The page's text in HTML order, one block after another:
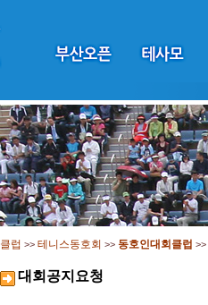
클럽 >> 테니스동호회 >> 동호인대회클럽 >>
대회공지요청